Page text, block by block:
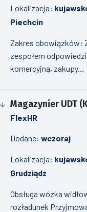
Lokalizacja:
Piechcin
Zakres obowiązków:
zespołem
komercyjną, zakupy...
Magazynier UDT
FlexHR
Dodane: wczoraj
Lokalizacja:
Grudziądz
Obsługa wózka
rozładunek